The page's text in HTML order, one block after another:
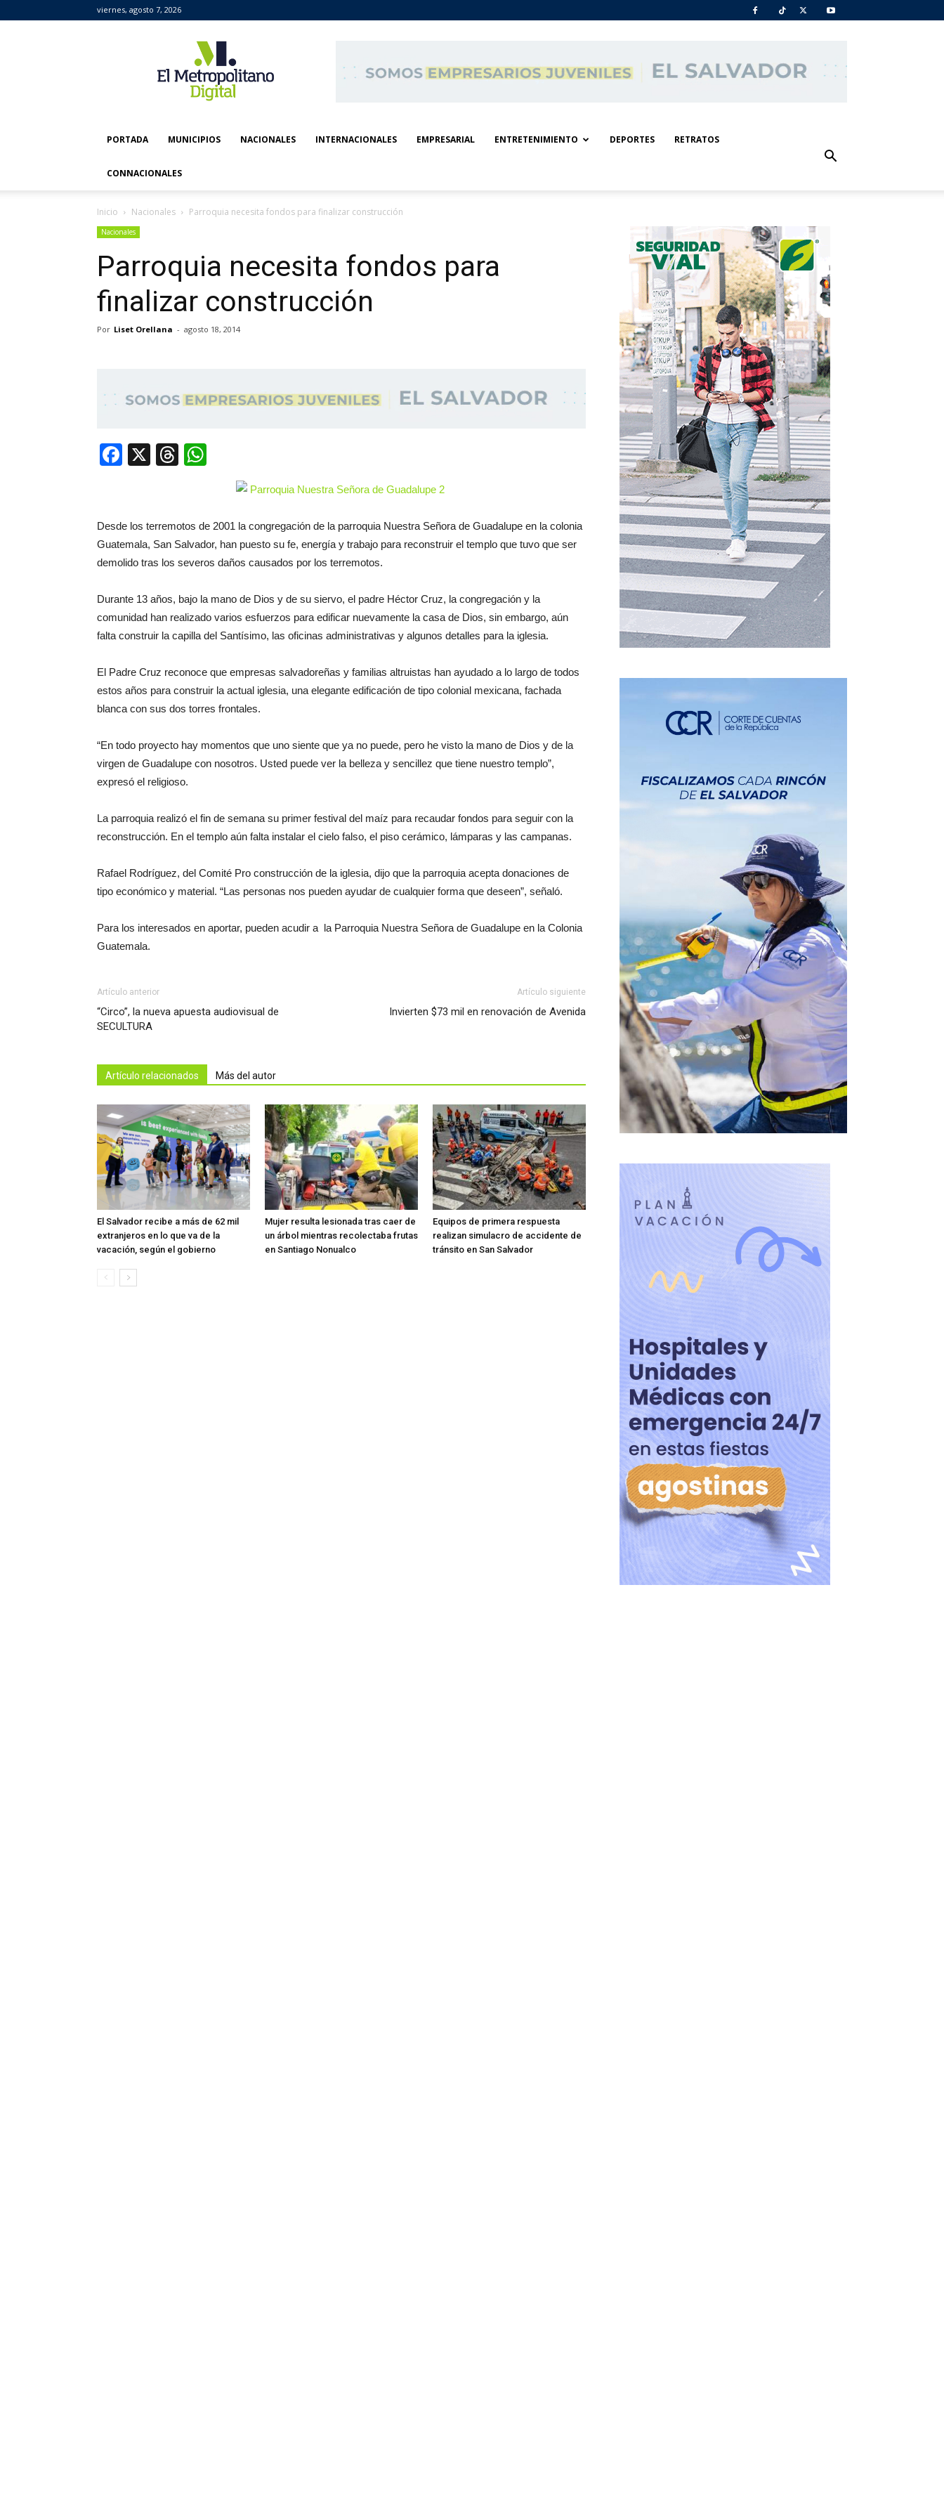
viernes, agosto 7, 2026
Metropolitano
Digital
PORTADA MUNICIPIOS NACIONALES INTERNACIONALES EMPRESARIAL ENTRETENIMIENTO DEPORTES RETRATOS
CONNACIONALES
Inicio Nacionales Parroquia necesita fondos para finalizar construcción
Nacionales
Parroquia necesita fondos para
finalizar construcción
Por Liset Orellana - agosto 18, 2014
Facebook
X Threads
Desde los terremotos de 2001 la congregación de la parroquia Nuestra Señora de Guadalupe en la colonia
Guatemala, San Salvador, han puesto su fe, energía y trabajo para reconstruir el templo que tuvo que ser
demolido tras los severos daños causados por los terremotos.
Durante 13 años, bajo la mano de Dios y de su siervo, el padre Héctor Cruz, la congregación y la
comunidad han realizado varios esfuerzos para edificar nuevamente la casa de Dios, sin embargo, aún
falta construir la capilla del Santísimo, las oficinas administrativas y algunos detalles para la iglesia.
El Padre Cruz reconoce que empresas salvadoreñas y familias altruistas han ayudado a lo largo de todos
estos años para construir la actual iglesia, una elegante edificación de tipo colonial mexicana, fachada
blanca con sus dos torres frontales.
“En todo proyecto hay momentos que uno siente que ya no puede, pero he visto la mano de Dios y de la
virgen de Guadalupe con nosotros. Usted puede ver la belleza y sencillez que tiene nuestro templo”,
expresó el religioso.
La parroquia realizó el fin de semana su primer festival del maíz para recaudar fondos para seguir con la
reconstrucción. En el templo aún falta instalar el cielo falso, el piso cerámico, lámparas y las campanas.
Rafael Rodríguez, del Comité Pro construcción de la iglesia, dijo que la parroquia acepta donaciones de
tipo económico y material. “Las personas nos pueden ayudar de cualquier forma que deseen”, señaló.
Para los interesados en aportar, pueden acudir a la Parroquia Nuestra Señora de Guadalupe en la Colonia
Guatemala.
Artículo anterior
“Circo”, la nueva apuesta audiovisual de
SECULTURA
Artículo siguiente
Invierten $73 mil en renovación de Avenida
Artículo relacionados Más del autor
El Salvador recibe a más de 62 mil
extranjeros en lo que va de la
vacación, según el gobierno
Mujer resulta lesionada tras caer de
un árbol mientras recolectaba frutas
en Santiago Nonualco
Equipos de primera respuesta
realizan simulacro de accidente de
tránsito en San Salvador